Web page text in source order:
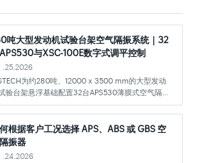
吨大型发动机试验台架空气隔振系统｜32
与XSC-100E数字式调平控制
.25.2026
为约280吨、12000 x 3500 mm的大型发动
验台架悬浮基础配置32台APS530薄膜式空气隔振
并集成四点激光位移监测与XSC-100E数字式调平
单元，实现重载支撑、工作高度监测与系统状态管
根据客户工况选择 APS、ABS 或 GBS 空
振器
.24.2026